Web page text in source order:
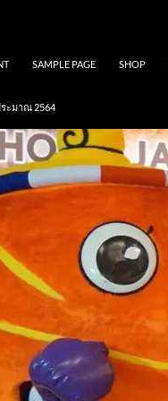
SAMPLE PAGE SHOP
ะมาณ 2564